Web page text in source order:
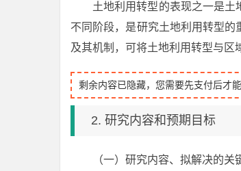
土地利用转型的表现之一是
不同阶段，是研究土地利用转型
及其机制，可将土地利用转型与区
剩余内容已隐藏，您需要先支付后才
2. 研究内容和预期目标
（一）研究内容、拟解决的关